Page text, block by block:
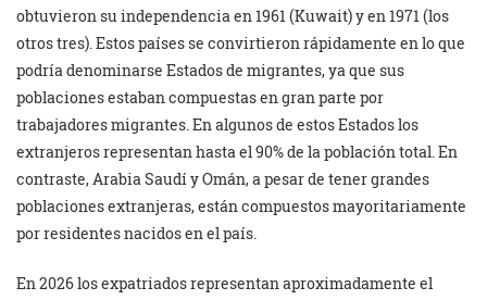
obtuvieron su independencia en 1961 (Kuwait) y en 1971 (los
otros tres). Estos países se convirtieron rápidamente en lo que
podría denominarse Estados de migrantes, ya que sus
poblaciones estaban compuestas en gran parte por
trabajadores migrantes. En algunos de estos Estados los
extranjeros representan hasta el 90% de la población total. En
contraste, Arabia Saudí y Omán, a pesar de tener grandes
poblaciones extranjeras, están compuestos mayoritariamente
por residentes nacidos en el país.
En 2026 los expatriados representan aproximadamente el